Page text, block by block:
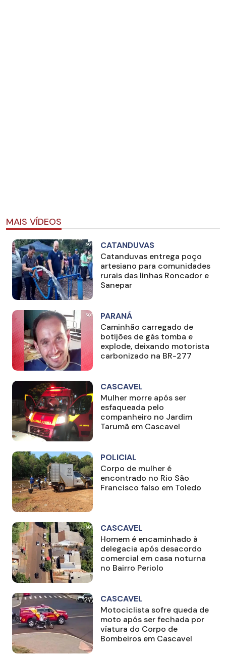
MAIS VÍDEOS
CATANDUVAS
Catanduvas entrega poço
artesiano para comunidades
rurais das linhas Roncador e
Sanepar
PARANÁ
Caminhão carregado de
botijões de gás tomba e
explode, deixando motorista
carbonizado na BR-277
CASCAVEL
Mulher morre após ser
esfaqueada pelo
companheiro no Jardim
Tarumã em Cascavel
POLICIAL
Corpo de mulher é
encontrado no Rio São
Francisco falso em Toledo
CASCAVEL
Homem é encaminhado à
delegacia após desacordo
comercial em casa noturna
no Bairro Periolo
CASCAVEL
Motociclista sofre queda de
moto após ser fechada por
víatura do Corpo de
Bombeiros em Cascavel